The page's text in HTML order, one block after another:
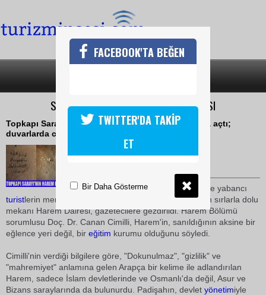
SARAY DUVARINDA CARİYELERİN YAZISI
Topkapı Sarayı'nın Harem Dairesi, kapılarını basına açtı;
duvarlarda cariyelerin yazıları ortaya çıktı
06 Şubat 2009 / 18:00
İstanbul'u ziyaret eden yerli ve yabancı
turistlerin merakla gezdikleri Müzesi 'nin sırlarla dolu
mekanı Harem Dairesi, gazetecilere gezdirildi. Harem Bölümü
sorumlusu Doç. Dr. Canan Cimilli, Harem'in, sanıldığının aksine bir
eğlence yeri değil, bir eğitim kurumu olduğunu söyledi.
Cimilli'nin verdiği bilgilere göre, "Dokunulmaz", "gizlilik" ve
"mahremiyet" anlamına gelen Arapça bir kelime ile adlandırılan
Harem, sadece İslam devletlerinde ve Osmanlı'da değil, Asur ve
Bizans saraylarında da bulunurdu. Padişahın, devlet yönetimiyle
FACEBOOK'TA BEĞEN
TWITTER'DA TAKİP
ET
Bir Daha Gösterme